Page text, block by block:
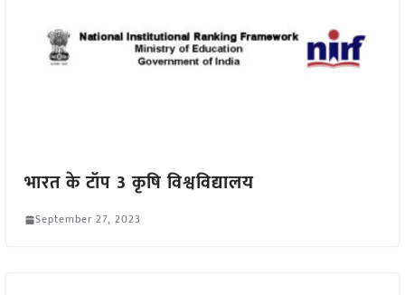
भारत के टॉप 3 कृषि विश्वविद्यालय
September 27, 2023